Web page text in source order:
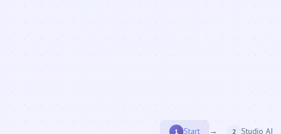
1 Start → 2 Studio AI